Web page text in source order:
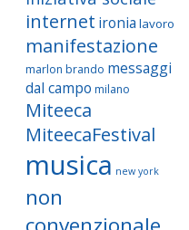
internet ironia lavoro
manifestazione
marlon brando messaggi
dal campo milano
Miteeca
MiteecaFestival
musica new york
non